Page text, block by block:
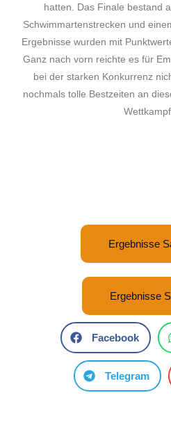
hatten. Das Finale bestand
Schwimmartenstrecken und
Ergebnisse wurden mit
Ganz nach vorn reichte es für
bei der starken Konkurrenz
nochmals tolle Bestzeiten an
Ergebnisse
Ergebnisse
Facebook
Telegram